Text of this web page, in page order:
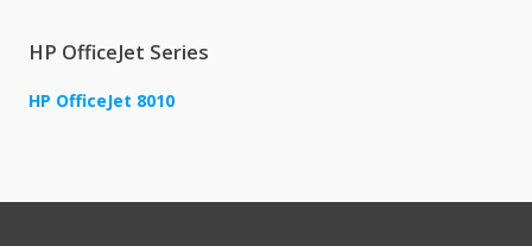
HP OfficeJet Series
HP OfficeJet 8010